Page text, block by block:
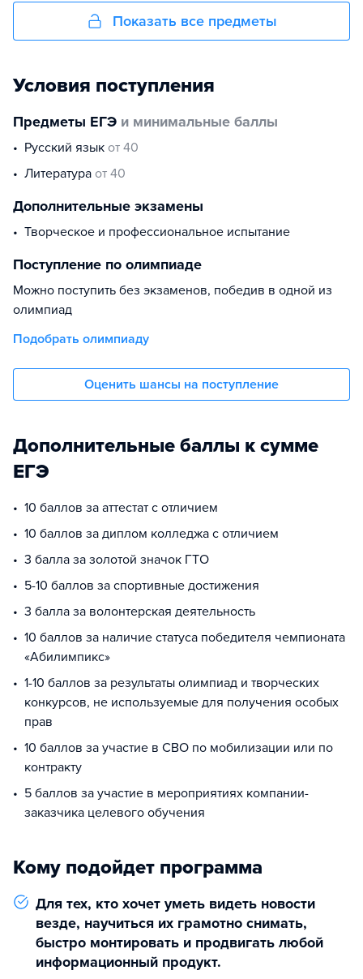
Показать все предметы
Условия поступления
Предметы ЕГЭ и минимальные баллы
русский язык от 40
литература от 40
Дополнительные экзамены
творческое и профессиональное испытание
Поступление по олимпиаде
Можно поступить без экзаменов, победив в одной из
олимпиад
Подобрать олимпиаду
Оценить шансы на поступление
Дополнительные баллы к сумме
ЕГЭ
10 баллов за аттестат с отличием
10 баллов за диплом колледжа с отличием
3 балла за золотой значок ГТО
5-10 баллов за спортивные достижения
3 балла за волонтерская деятельность
10 баллов за наличие статуса победителя чемпионата
«Абилимпикс»
1-10 баллов за результаты олимпиад и творческих
конкурсов, не используемые для получения особых
прав
10 баллов за участие в СВО по мобилизации или по
контракту
5 баллов за участие в мероприятиях компании-
заказчика целевого обучения
Кому подойдет программа
Для тех, кто хочет уметь видеть новости
везде, научиться их грамотно снимать,
быстро монтировать и продвигать любой
информационный продукт.